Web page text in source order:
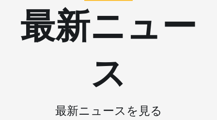
BITMAIN AntMiner S9j
BITMAIN AntMiner S9k
BITMAIN AntMiner T15
BITMAIN AntMiner T17+
BITMAIN AntMiner T9+
最新ニュー
ス
最新ニュースを見る